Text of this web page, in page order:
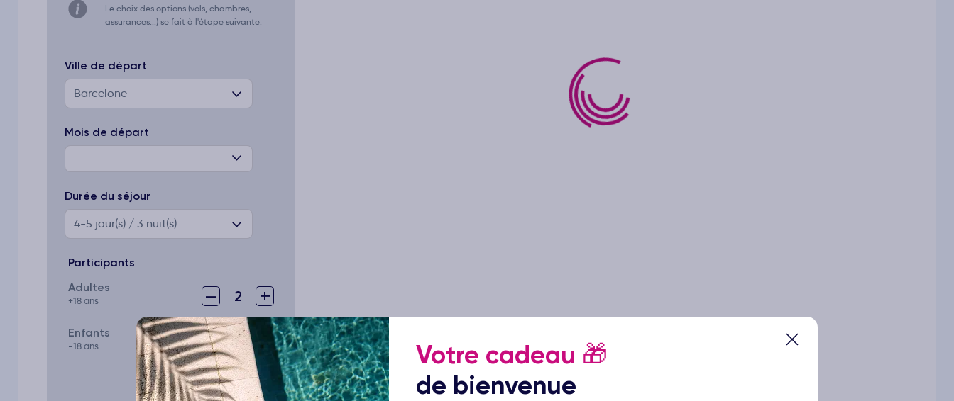
Le choix des options (vols, chambres,
assurances...) se fait à l'étape suivante.
Ville de départ
Barcelone
Mois de départ
Durée du séjour
4-5 jour(s) / 3 nuit(s)
Participants
Adultes
+18 ans – 2 +
Enfants
-18 ans – 0 + Votre cadeau 🎁
de bienvenue